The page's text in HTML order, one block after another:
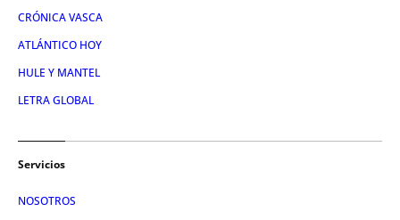
CRÓNICA VASCA
ATLÁNTICO HOY
HULE Y MANTEL
LETRA GLOBAL
Servicios
NOSOTROS